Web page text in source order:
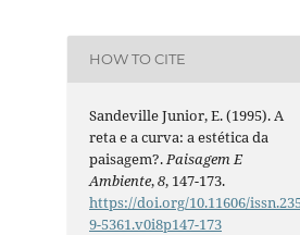
HOW TO CITE
Sandeville Junior, E. (1995). A
reta e a curva: a estética da
paisagem?. Paisagem E
Ambiente,8, 147-173.
https://doi.org/10.11606/
9-5361.v0i8p147-173